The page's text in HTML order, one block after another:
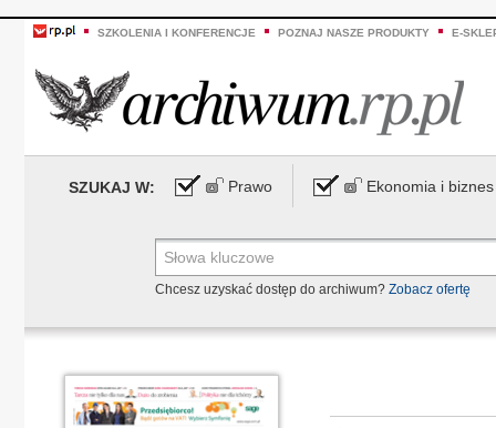
SZKOLENIA I KONFERENCJE POZNAJ NASZE PRODUKTY E-
SZUKAJ W: Prawo Ekonomia i biznes
Chcesz uzyskać dostęp do archiwum? Zobacz ofertę